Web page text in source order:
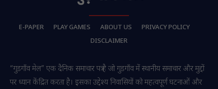
E-PAPER PLAY GAMES ABOUT US
PRIVACY POLICY
DISCLAIMER
“गुडगाँव मेल” एक दैनिक समाचार पत्र है जो गुडगाँव में स्थानीय समाचार और मुद्दों
पर ध्यान केंद्रित करता है। इसका उद्देश्य निवासियों को महत्वपूर्ण घटनाओं और